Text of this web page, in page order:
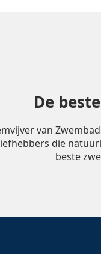
De
van
die
beste